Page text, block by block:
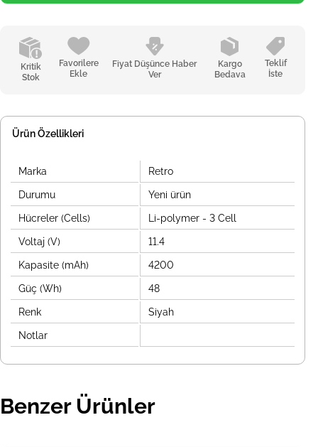
Kritik
Stok
Favorilere
Ekle
Fiyat Düşünce Haber
Ver
Kargo
Bedava
Teklif
İste
Ürün Özellikleri
Marka Retro
Durumu Yeni ürün
Hücreler (Cells) Li-polymer - 3 Cell
Voltaj (V) 11.4
Kapasite (mAh) 4200
Güç (Wh) 48
Renk Siyah
Notlar
Benzer Ürünler